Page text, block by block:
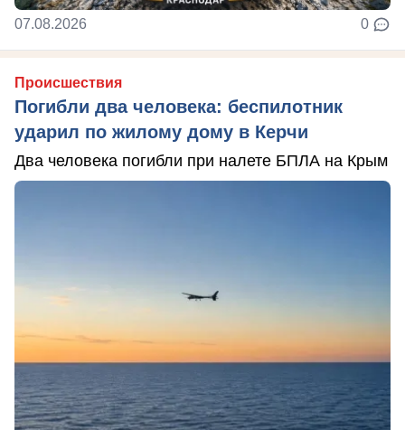
07.08.2026 0
Происшествия
Погибли два человека: беспилотник
ударил по жилому дому в Керчи
Два человека погибли при налете БПЛА на Крым